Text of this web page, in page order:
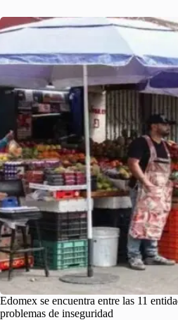
Edomex se encuentra entre las 11
problemas de inseguridad